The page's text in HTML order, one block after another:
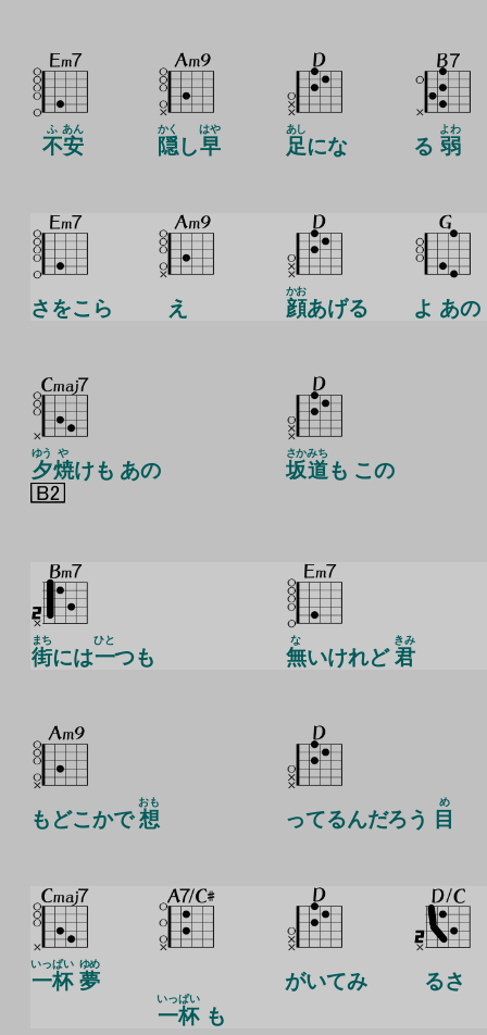
不
ふ
安
あん
隠
かく
し早
はや
足
あし
にな る 弱
よわ
さをこら え 顔
かお
あげる よ あの
夕
ゆう
焼
や
けも あの 坂
さか
道
みち
も この
街
まち
には一
ひと
つも 無
な
いけれど君
きみ
もどこかで想
おも
ってるんだろう 目
め
一杯
いっぱい
夢
ゆめ
一杯
いっぱい
も
がいてみ るさ